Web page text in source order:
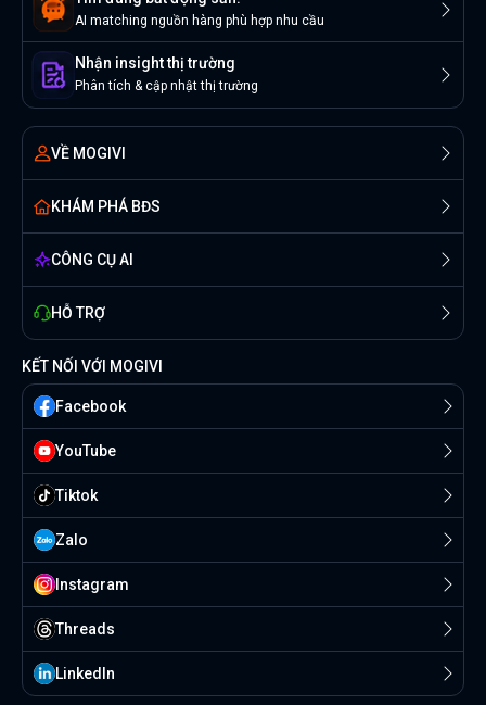
AI matching nguồn hàng phù hợp nhu cầu
Nhận insight thị trường
Phân tích & cập nhật thị trường
VỀ MOGIVI
KHÁM PHÁ BĐS
CÔNG CỤ AI
HỖ TRỢ
KẾT NỐI VỚI MOGIVI
Facebook
YouTube
Tiktok
Zalo
Instagram
Threads
Linkedln